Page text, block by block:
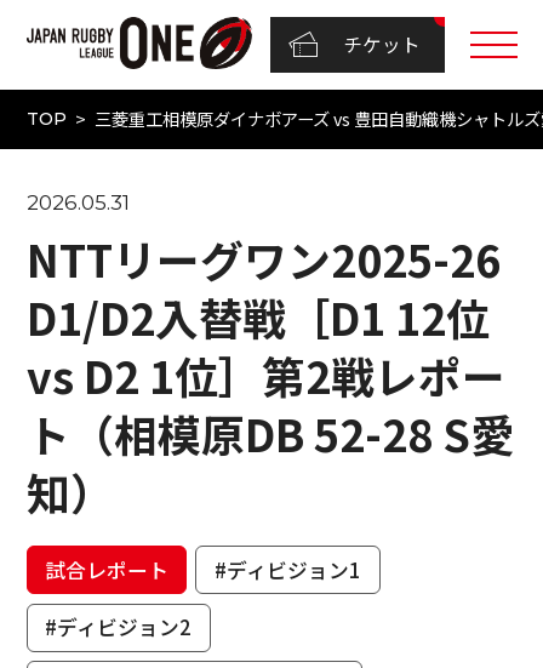
チケット
TOP 三菱重工相模原ダイナボアーズ vs 豊田自動織機シャト
2026.05.31
NTTリーグワン2025-26
D1/D2入替戦［D1 12位
vs D2 1位］第2戦レポー
ト（相模原DB 52-28 S愛
知）
試合レポート
#ディビジョン1
#ディビジョン2